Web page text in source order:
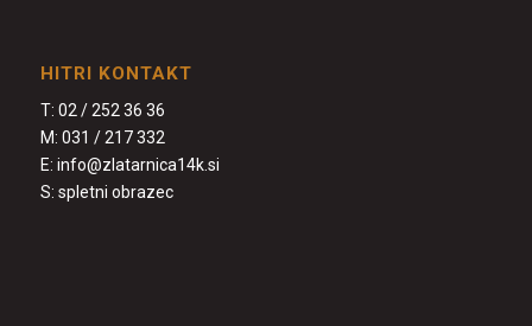
HITRI KONTAKT
T: 02 / 252 36 36
M: 031 / 217 332
E: info@zlatarnica14k.si
S: spletni obrazec